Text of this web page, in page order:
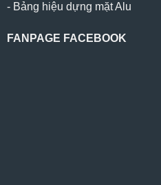
- Bảng hiệu dựng mặt Alu
FANPAGE FACEBOOK